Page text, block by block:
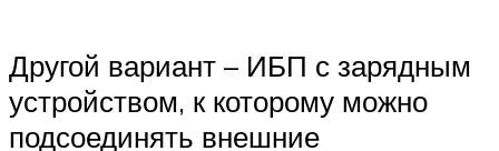
Другой вариант – ИБП с зарядным
устройством, к которому можно
подсоединять внешние